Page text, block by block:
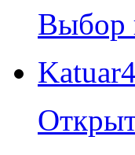
Выбор